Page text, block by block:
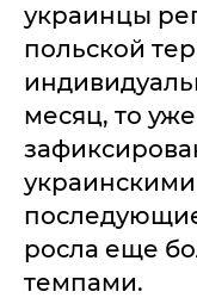
украинцы
польской
месяц, то
росла еще
темпами.